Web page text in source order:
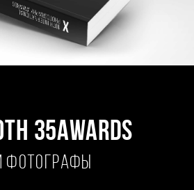
35AWARDS
ФОТОГРАФЫ